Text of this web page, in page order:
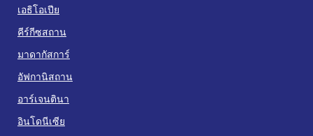
เอธิโอเปีย
คีร์กีซสถาน
มาดากัสการ์
อัฟกานิสถาน
อาร์เจนตินา
อินโดนีเซีย